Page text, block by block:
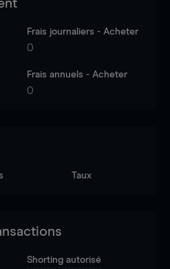
Frais journaliers - Acheter
0
Frais annuels - Acheter
0
Taux
Shorting autorisé